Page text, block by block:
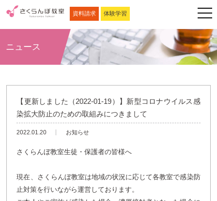
資料請求 体験学習
ニュース
【更新しました（2022-01-19）】新型コロナウイルス感
染拡大防止のための取組みにつきまして
2022.01.20 お知らせ
さくらんぼ教室生徒・保護者の皆様へ
現在、さくらんぼ教室は地域の状況に応じて各教室で感染防
止対策を行いながら運営しております。